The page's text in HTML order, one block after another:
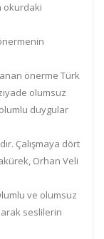
okurdaki
önerme Türk
olumsuz
duygular
Çalışmaya dört
Orhan Veli
ve olumsuz
seslilerin